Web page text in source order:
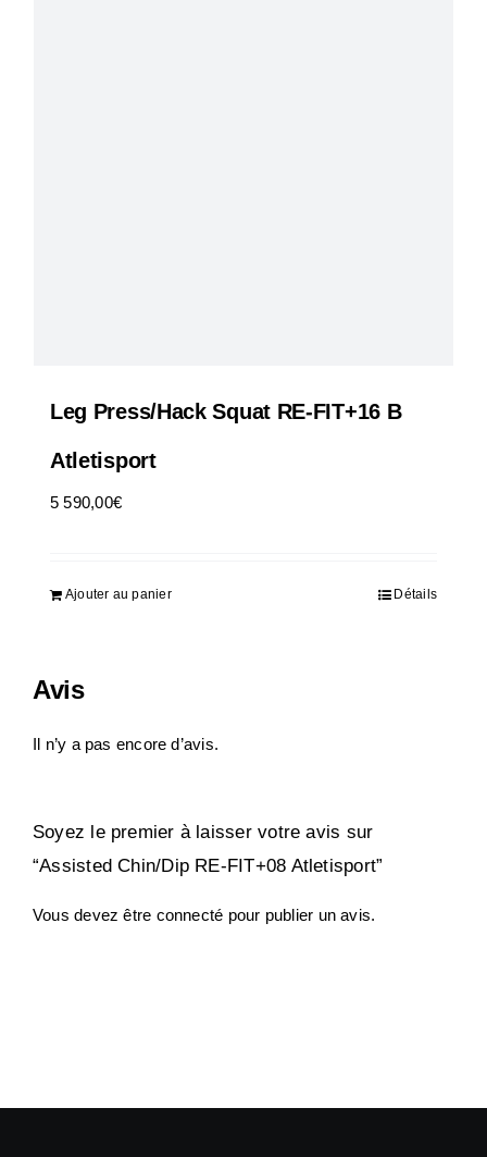
Leg Press/Hack Squat RE-FIT+16 B
Atletisport
5 590,00€
Ajouter au panier Détails
Avis
Il n’y a pas encore d’avis.
Soyez le premier à laisser votre avis sur
“Assisted Chin/Dip RE-FIT+08 Atletisport”
Vous devez être connecté pour publier un avis.